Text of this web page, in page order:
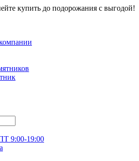
купить до подорожания с выгодой!
9:00-19:00